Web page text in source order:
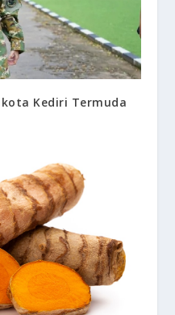
Kediri Termuda